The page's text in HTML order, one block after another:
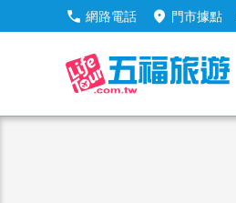
call 網路電話 location_on 門市據點